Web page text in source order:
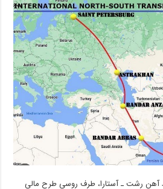
آهن رشت ـ آستارا، طرف روسی طرح مالی